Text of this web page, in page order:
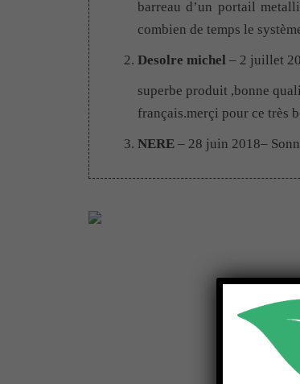
barreau d’un portail
combien de temps le
Desolre michel – 2 juillet
superbe produit ,bonne
français.merçi pour ce très
NERE – 28 juin 2018–
Réception du colis à peine
Guy LASSINCE– 27 juin
Dommage que vous
Je l’ai donc placé
Réalisation soignée,